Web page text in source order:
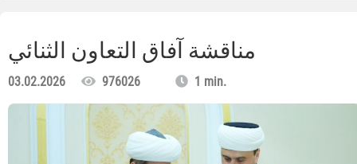
مناقشة آفاق التعاون الثنائي
03.02.2026 976026 1 min.